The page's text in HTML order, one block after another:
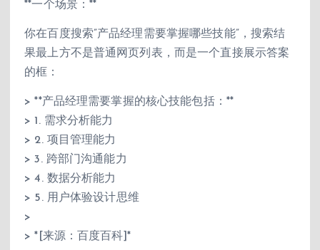
**一个场景：**
你在百度搜索”产品经理需要掌握哪些技能”，搜索结
果最上方不是普通网页列表，而是一个直接展示答案
的框：
> **产品经理需要掌握的核心技能包括：**
> 1. 需求分析能力
> 2. 项目管理能力
> 3. 跨部门沟通能力
> 4. 数据分析能力
> 5. 用户体验设计思维
>
> *[来源：百度百科]*